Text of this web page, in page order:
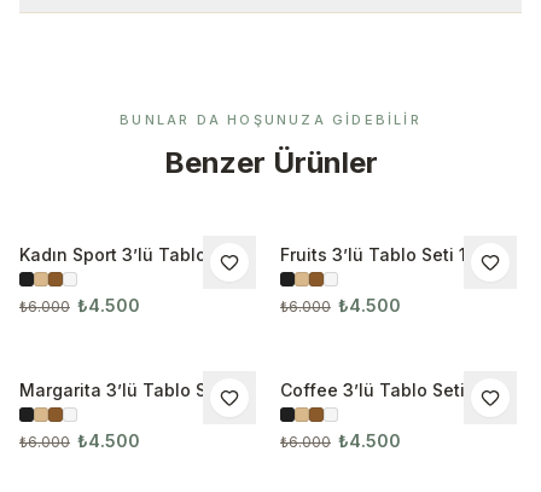
BUNLAR DA HOŞUNUZA GIDEBILIR
Benzer Ürünler
İNDIRIM
Kadın Sport 3’lü Tablo Seti
₺6.000 ₺4.500
İNDIRIM
Fruits 3’lü Tablo Seti 1029
₺6.000 ₺4.500
İNDIRIM
Margarita 3’lü Tablo Seti
₺6.000 ₺4.500
İNDIRIM
Coffee 3’lü Tablo Seti 1031
₺6.000 ₺4.500